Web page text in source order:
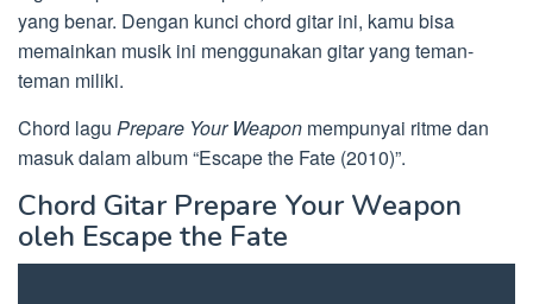
yang benar. Dengan kunci chord gitar ini, kamu bisa
memainkan musik ini menggunakan gitar yang teman-
teman miliki.
Chord lagu Prepare Your Weapon mempunyai ritme dan
masuk dalam album “Escape the Fate (2010)”.
Chord Gitar Prepare Your Weapon
oleh Escape the Fate